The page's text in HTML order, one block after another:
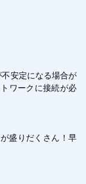
安定になる場合が
ワークに接続が必
盛りだくさん！早